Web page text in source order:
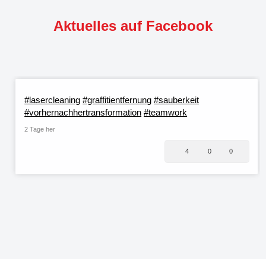
Aktuelles auf Facebook
#lasercleaning #graffitientfernung #sauberkeit
#vorhernachhertransformation #teamwork
2 Tage her
4 0 0